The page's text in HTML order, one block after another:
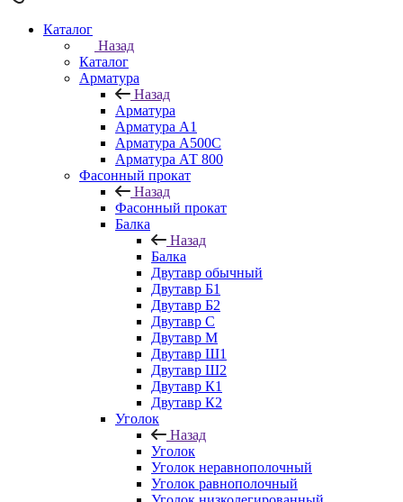
Каталог
Назад
Каталог
Арматура
Назад
Арматура
Арматура А1
Арматура А500С
Арматура АТ 800
Фасонный прокат
Назад
Фасонный прокат
Балка
Назад
Балка
Двутавр обычный
Двутавр Б1
Двутавр Б2
Двутавр С
Двутавр М
Двутавр Ш1
Двутавр Ш2
Двутавр К1
Двутавр К2
Уголок
Назад
Уголок
Уголок неравнополочный
Уголок равнополочный